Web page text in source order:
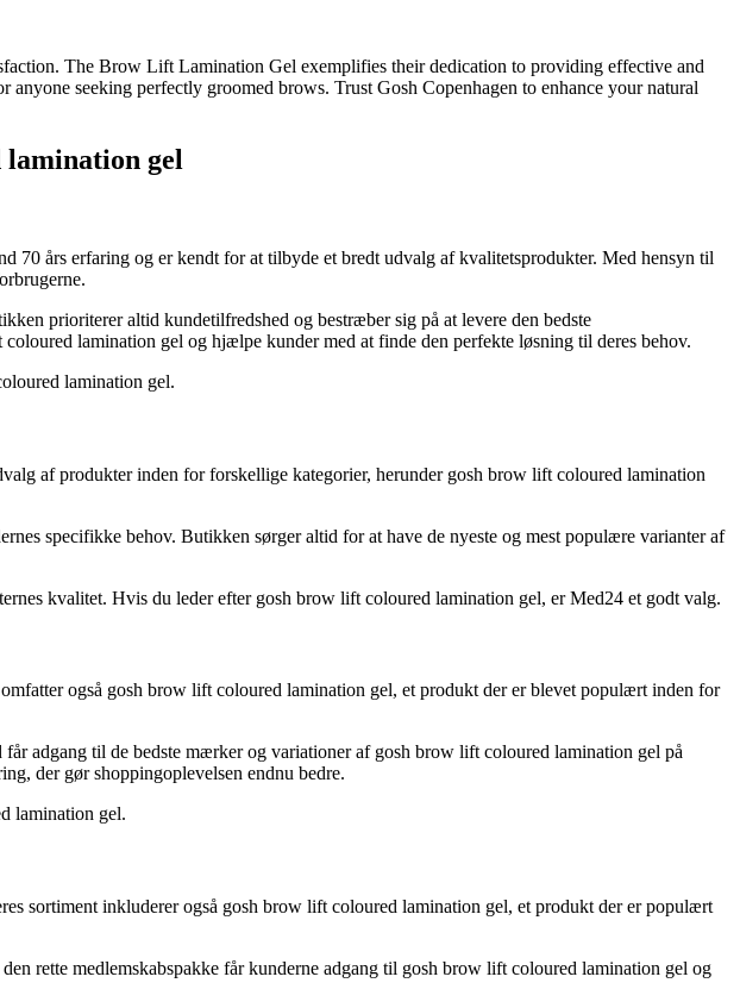
The Brow Lift Lamination Gel exemplifies their dedication to providing effective and
seeking perfectly groomed brows. Trust Gosh Copenhagen to enhance your natural
gel
70 års erfaring og er kendt for at tilbyde et bredt udvalg af kvalitetsprodukter. Med hensyn til
prioriterer altid kundetilfredshed og bestræber sig på at levere den bedste
lamination gel og hjælpe kunder med at finde den perfekte løsning til deres behov.
lamination gel.
af produkter inden for forskellige kategorier, herunder gosh brow lift coloured lamination
specifikke behov. Butikken sørger altid for at have de nyeste og mest populære varianter af
kvalitet. Hvis du leder efter gosh brow lift coloured lamination gel, er Med24 et godt valg.
også gosh brow lift coloured lamination gel, et produkt der er blevet populært inden for
adgang til de bedste mærker og variationer af gosh brow lift coloured lamination gel på
der gør shoppingoplevelsen endnu bedre.
lamination gel.
sortiment inkluderer også gosh brow lift coloured lamination gel, et produkt der er populært
rette medlemskabspakke får kunderne adgang til gosh brow lift coloured lamination gel og